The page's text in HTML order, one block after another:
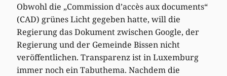
Obwohl die „Commission d’accès aux documents“
(CAD) grünes Licht gegeben hatte, will die
Regierung das Dokument zwischen Google, der
Regierung und der Gemeinde Bissen nicht
veröffentlichen. Transparenz ist in Luxemburg
immer noch ein Tabuthema. Nachdem die